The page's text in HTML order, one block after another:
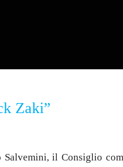
Zaki”
Salvemini, il Consiglio